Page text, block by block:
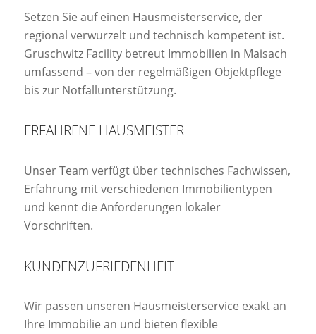
Setzen Sie auf einen Hausmeisterservice, der
regional verwurzelt und technisch kompetent ist.
Gruschwitz Facility betreut Immobilien in Maisach
umfassend – von der regelmäßigen Objektpflege
bis zur Notfallunterstützung.
ERFAHRENE HAUSMEISTER
Unser Team verfügt über technisches Fachwissen,
Erfahrung mit verschiedenen Immobilientypen
und kennt die Anforderungen lokaler
Vorschriften.
KUNDENZUFRIEDENHEIT
Wir passen unseren Hausmeisterservice exakt an
Ihre Immobilie an und bieten flexible